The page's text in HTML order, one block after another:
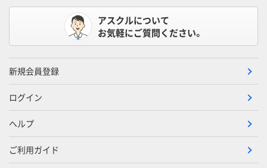
アスクルについて
お気軽にご質問ください。
新規会員登録
ログイン
ヘルプ
ご利用ガイド